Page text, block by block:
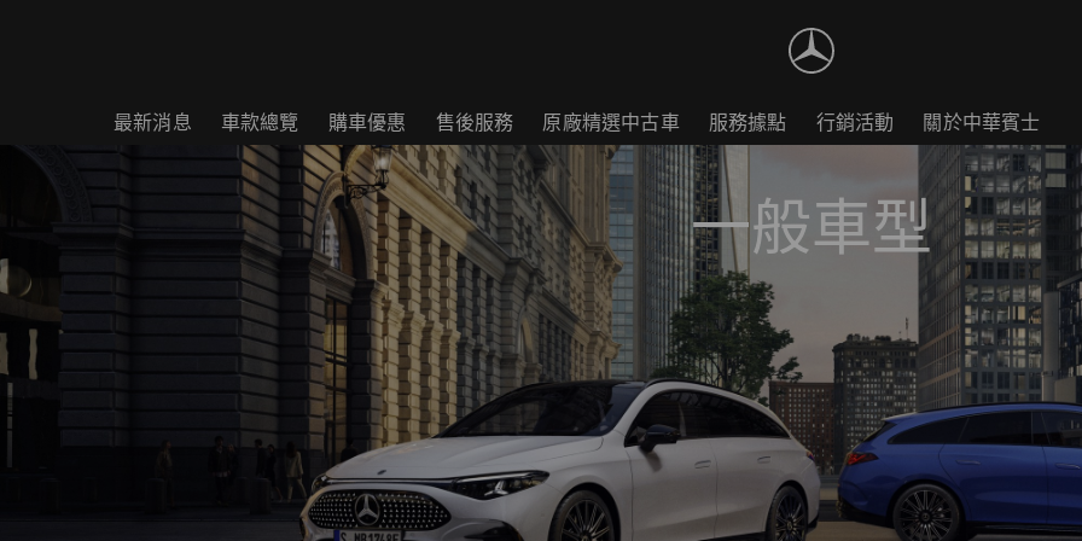
最新消息 車款總覽 購車優惠 售後服務 原廠精選中古車 服務據點 行銷活動 關於中華賓士
一般車型